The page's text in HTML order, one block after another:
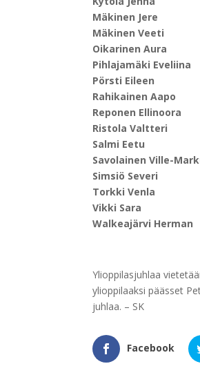
Mäkinen Jere
Mäkinen Veeti
Oikarinen Aura
Pihlajamäki Eveliina
Pörsti Eileen
Rahikainen Aapo
Reponen Ellinoora
Ristola Valtteri
Salmi Eetu
Savolainen Ville-
Simsiö Severi
Torkki Venla
Vikki Sara
Walkeajärvi Herman
Ylioppilasjuhlaa
ylioppilaaksi päässet
juhlaa. – SK
Facebook